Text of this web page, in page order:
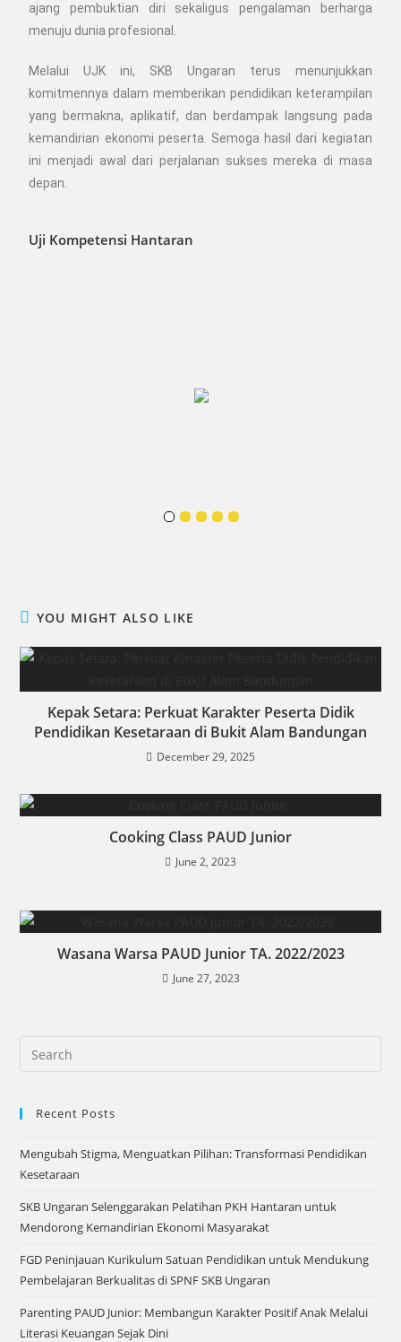
ajang pembuktian diri sekaligus pengalaman berharga
menuju dunia profesional.
Melalui UJK ini, SKB Ungaran terus menunjukkan
komitmennya dalam memberikan pendidikan keterampilan
yang bermakna, aplikatif, dan berdampak langsung pada
kemandirian ekonomi peserta. Semoga hasil dari kegiatan
ini menjadi awal dari perjalanan sukses mereka di masa
depan.
Uji Kompetensi Hantaran
YOU MIGHT ALSO LIKE
Kepak Setara: Perkuat Karakter Peserta Didik
Pendidikan Kesetaraan di Bukit Alam Bandungan
December 29, 2025
Cooking Class PAUD Junior
June 2, 2023
Wasana Warsa PAUD Junior TA. 2022/2023
June 27, 2023
Recent Posts
Mengubah Stigma, Menguatkan Pilihan: Transformasi Pendidikan
Kesetaraan
SKB Ungaran Selenggarakan Pelatihan PKH Hantaran untuk
Mendorong Kemandirian Ekonomi Masyarakat
FGD Peninjauan Kurikulum Satuan Pendidikan untuk Mendukung
Pembelajaran Berkualitas di SPNF SKB Ungaran
Parenting PAUD Junior: Membangun Karakter Positif Anak Melalui
Literasi Keuangan Sejak Dini